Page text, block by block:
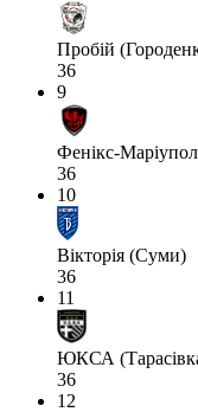
Пробій
36
9
Фенікс-
36
10
Вікторія (Суми)
36
11
ЮКСА
36
12